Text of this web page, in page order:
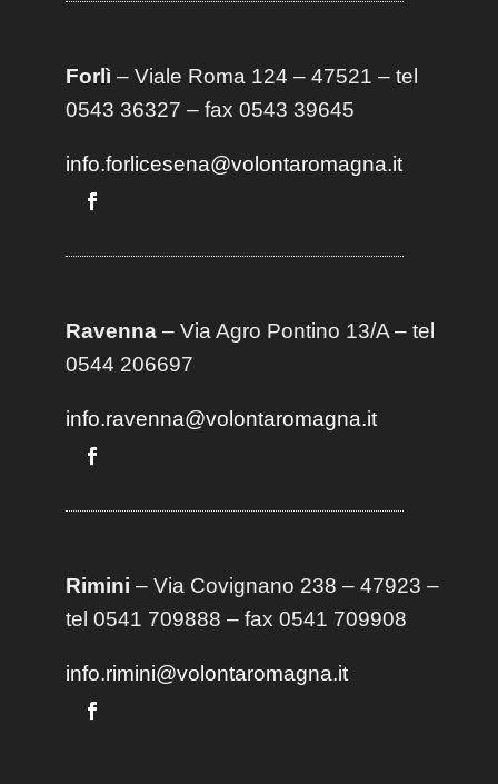
Forlì – Viale Roma 124 – 47521 – tel
0543 36327 – fax 0543 39645
info.forlicesena@volontaromagna.it
Ravenna– Via Agro Pontino 13/A– tel
0544 206697
info.ravenna@volontaromagna.it
Rimini – Via Covignano 238 – 47923 –
tel 0541 709888 – fax 0541 709908
info.rimini@volontaromagna.it